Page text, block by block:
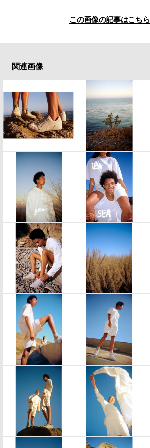
この画像の記事はこちら
関連画像